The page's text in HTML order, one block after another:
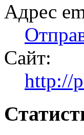
Адрес
Сайт:
http://